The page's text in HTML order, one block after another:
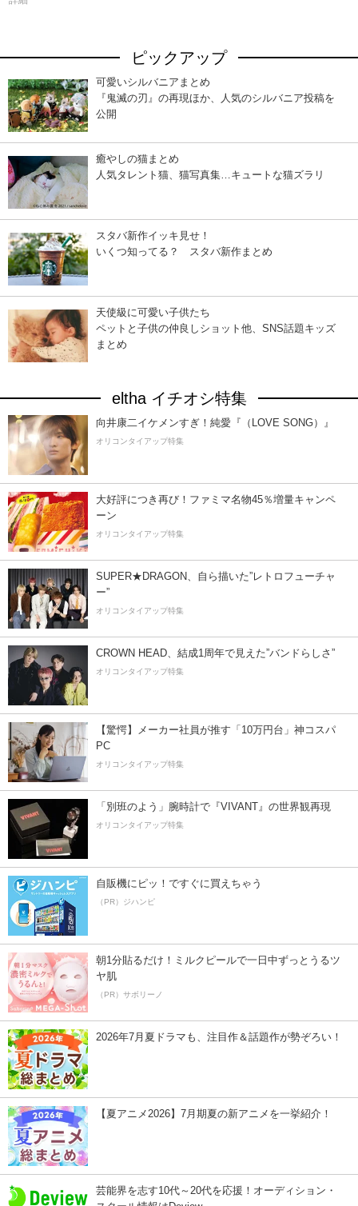
ピックアップ
可愛いシルバニアまとめ
『鬼滅の刃』の再現ほか、人気のシルバニア投稿を
公開
癒やしの猫まとめ
人気タレント猫、猫写真集…キュートな猫ズラリ
スタバ新作イッキ見せ！
いくつ知ってる？ スタバ新作まとめ
天使級に可愛い子供たち
ペットと子供の仲良しショット他、SNS話題キッズ
まとめ
eltha イチオシ特集
向井康二イケメンすぎ！純愛『（LOVE SONG）』
オリコンタイアップ特集
大好評につき再び！ファミマ名物45％増量キャンペ
ーン
オリコンタイアップ特集
SUPER★DRAGON、自ら描いた”レトロフューチャ
ー”
オリコンタイアップ特集
CROWN HEAD、結成1周年で見えた”バンドらしさ”
オリコンタイアップ特集
【驚愕】メーカー社員が推す「10万円台」神コスパ
PC
オリコンタイアップ特集
「別班のよう」腕時計で『VIVANT』の世界観再現
オリコンタイアップ特集
自販機にピッ！ですぐに買えちゃう
（PR）ジハンピ
朝1分貼るだけ！ミルクピールで一日中ずっとうるツ
ヤ肌
（PR）サボリーノ
2026年7月夏ドラマも、注目作＆話題作が勢ぞろい！
【夏アニメ2026】7月期夏の新アニメを一挙紹介！
芸能界を志す10代～20代を応援！オーディション・